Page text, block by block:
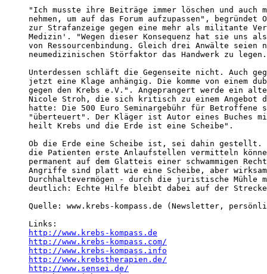
"Ich musste ihre Beiträge immer löschen und auch
nehmen, um auf das Forum aufzupassen",
zur Strafanzeige gegen eine mehr als militante
Medizin'. "Wegen dieser Konsequenz hat sie uns
von Ressourcenbindung. Gleich drei Anwälte seien
neumedizinischen Störfaktor das Handwerk zu legen.
Unterdessen schläft die Gegenseite nicht. Auch
jetzt eine Klage anhängig. Die komme von einem
gegen den Krebs e.V.". Angeprangert werde ein
Nicole Stroh, die sich kritisch zu einem Angebot
hatte: Die 500 Euro Seminargebühr für Betroffene
"überteuert". Der Kläger ist Autor eines Buches
heilt Krebs und die Erde ist eine Scheibe".
Ob die Erde eine Scheibe ist, sei dahin
die Patienten erste Anlaufstellen vermitteln
permanent auf dem Glatteis einer schwammigen
Angriffe sind platt wie eine Scheibe, aber
Durchhaltevermögen - durch die juristische Mühle
deutlich: Echte Hilfe bleibt dabei auf der
Quelle: www.krebs-kompass.de (Newsletter,
http://www.krebs-kompass.de
http://www.krebs-kompass.com/
http://www.krebs-kompass.info
http://www.krebstherapien.de/
http://www.sensei.de/